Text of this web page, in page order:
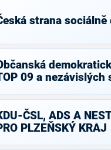
strana
09 a nezávislých
ČSL, ADS A
PLZEŇSKÝ KRAJ